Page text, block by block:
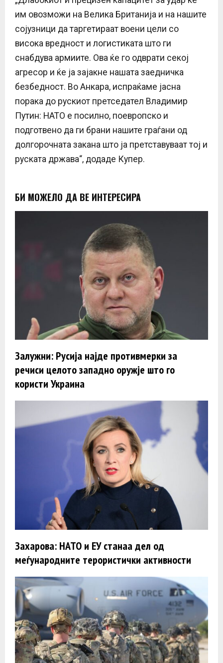
им овозможи на Велика Британија и на нашите
сојузници да таргетираат воени цели со
висока вредност и логистиката што ги
снабдува армиите. Ова ќе го одврати секој
агресор и ќе ја зајакне нашата заедничка
безбедност. Во Анкара, испраќаме јасна
порака до рускиот претседател Владимир
Путин: НАТО е посилно, поевропско и
подготвено да ги брани нашите граѓани од
долгорочната закана што ја претставуваат тој и
руската држава“, додаде Купер.
БИ МОЖЕЛО ДА ВЕ ИНТЕРЕСИРА
Залужни: Русија најде противмерки за
речиси целото западно оружје што го
користи Украина
Захарова: НАТО и ЕУ станаа дел од
меѓународните терористички активности